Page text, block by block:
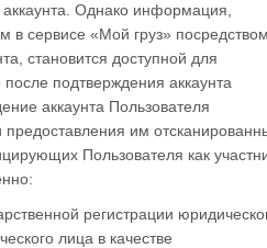
Однако информация,
в сервисе «Мой груз»
становится доступной для
подтверждения аккаунта
аккаунта Пользователя
предоставления им
Пользователя как
регистрации
лица в качестве